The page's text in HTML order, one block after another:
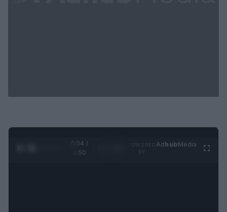
0:05 /
1:50
AdhubMedia